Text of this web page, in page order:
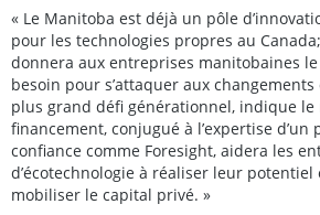
« Le Manitoba est déjà un pôle
pour les technologies propres au
donnera aux entreprises manitobaines
besoin pour s’attaquer aux
plus grand défi générationnel, indique le
financement, conjugué à l’expertise d’un
confiance comme Foresight, aidera les
d’écotechnologie à réaliser leur
mobiliser le capital privé. »